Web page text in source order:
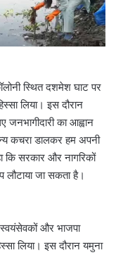
स्थित दशमेश घाट पर
लिया। इस दौरान
का आह्वान
कचरा डालकर हम अपनी
कि सरकार और नागरिकों
लौटाया जा सकता है।
स्वयंसेवकों और भाजपा
लिया। इस दौरान यमुना